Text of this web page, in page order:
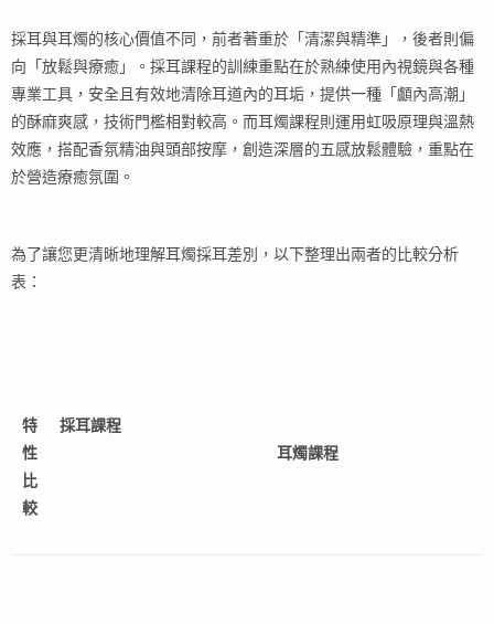
採耳與耳燭的核心價值不同，前者著重於「清潔與精準」，後者則偏
向「放鬆與療癒」。採耳課程的訓練重點在於熟練使用內視鏡與各種
專業工具，安全且有效地清除耳道內的耳垢，提供一種「顱內高潮」
的酥麻爽感，技術門檻相對較高。而耳燭課程則運用虹吸原理與溫熱
效應，搭配香氛精油與頭部按摩，創造深層的五感放鬆體驗，重點在
於營造療癒氛圍。
為了讓您更清晰地理解耳燭採耳差別，以下整理出兩者的比較分析
表：
特
性
比
較
採耳課程
耳燭課程